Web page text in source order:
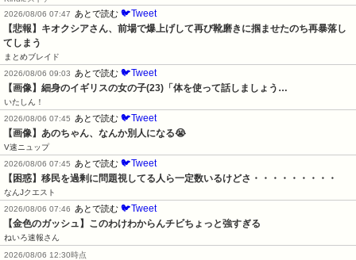
2026/08/06 07:47
あとで読む 🐦Tweet
【悲報】キオクシアさん、前場で爆上げして再び靴磨きに掴ませたのち再暴落し
てしまう
まとめブレイド
2026/08/06 09:03
あとで読む 🐦Tweet
【画像】細身のイギリスの女の子(23)「体を使って話しましょう…
いたしん！
2026/08/06 07:45
あとで読む 🐦Tweet
【画像】あのちゃん、なんか別人になる😭
V速ニュップ
2026/08/06 07:45
あとで読む 🐦Tweet
【困惑】移民を過剰に問題視してる人ら一定数いるけどさ・・・・・・・・・
なんJクエスト
2026/08/06 07:46
あとで読む 🐦Tweet
【金色のガッシュ】このわけわからんチビちょっと強すぎる
ねいろ速報さん
2026/08/06 12:30時点